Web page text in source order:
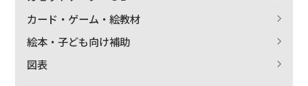
カード・ゲーム・絵教材
絵本・子ども向け補助
図表